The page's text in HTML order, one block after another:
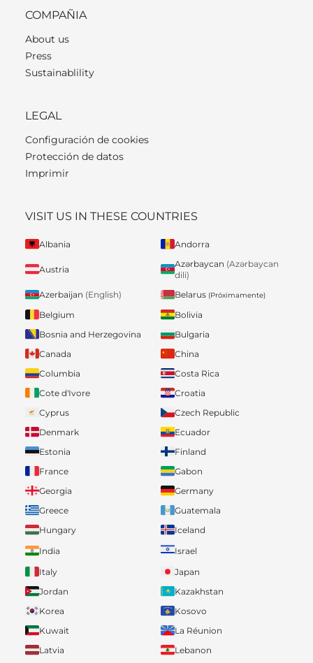
COMPAÑIA
About us
Press
Sustainablility
LEGAL
Configuración de cookies
Protección de datos
Imprimir
VISIT US IN THESE COUNTRIES
Albania Andorra
Austria
Azərbaycan (Azərbaycan
dili)
Azerbaijan (English) Belarus (Próximamente)
Belgium
Bolivia
Bosnia and Herzegovina
Bulgaria
Canada
China
Columbia
Costa Rica
Cote d'Ivore
Croatia
Cyprus
Czech Republic
Denmark
Ecuador
Estonia
Finland
France
Gabon
Georgia
Germany
Greece
Guatemala
Hungary
Iceland
India
Israel
Italy
Japan
Jordan
Kazakhstan
Korea
Kosovo
Kuwait
La Réunion
Latvia
Lebanon